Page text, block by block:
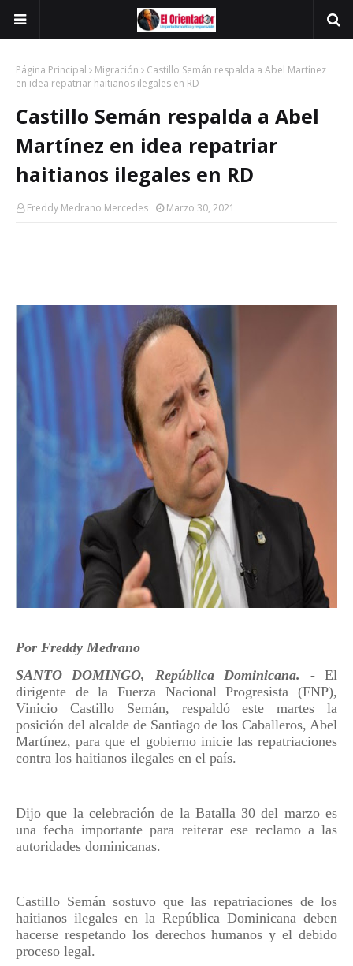
Página Principal Migración
Castillo Semán respalda a Abel Martínez
en idea repatriar haitianos ilegales en RD
Castillo Semán respalda a Abel
Martínez en idea repatriar
haitianos ilegales en RD
Freddy Medrano Mercedes Marzo 30, 2021
Por Freddy Medrano
SANTO DOMINGO, República Dominicana. -El
dirigente de la Fuerza Nacional Progresista (FNP),
Vinicio Castillo Semán, respaldó este martes la
posición del alcalde de Santiago de los Caballeros, Abel
Martínez, para que el gobierno inicie las repatriaciones
contra los haitianos ilegales en el país.
Dijo que la celebración de la Batalla 30 del marzo es
una fecha importante para reiterar ese reclamo a las
autoridades dominicanas.
Castillo Semán sostuvo que las repatriaciones de los
haitianos ilegales en la República Dominicana deben
hacerse respetando los derechos humanos y el debido
proceso legal.